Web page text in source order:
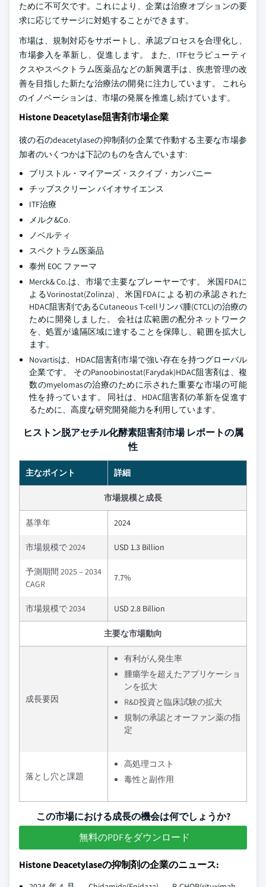
ために不可欠です。これにより、企業は治療オプションの要
求に応じてサージに対処することができます。
市場は、規制対応をサポートし、承認プロセスを合理化し、
市場参入を革新し、促進します。 また、ITFセラピューティ
クスやスペクトラム医薬品などの新興選手は、疾患管理の改
善を目指した新たな治療法の開発に注力しています。 これら
のイノベーションは、市場の発展を推進し続けています。
Histone Deacetylase阻害剤市場企業
彼の石のdeacetylaseの抑制剤の企業で作動する主要な市場参
加者のいくつかは下記のものを含んでいます:
ブリストル・マイアーズ・スクイブ・カンパニー
チップスクリーン バイオサイエンス
ITF治療
メルク&Co.
ノベルティ
スペクトラム医薬品
泰州 EOC ファーマ
Merck& Co.は、市場で主要なプレーヤーです。 米国FDAに
よるVorinostat(Zolinza)、米国FDAによる初の承認された
HDAC阻害剤であるCutaneous T-cellリンパ腫(CTCL)の治療の
ために開発しました。 会社は広範囲の配分ネットワーク
を、処置が遠隔区域に達することを保障し、範囲を拡大し
ます。
Novartisは、HDAC阻害剤市場で強い存在を持つグローバル
企業です。 そのPanoobinostat(Farydak)HDAC阻害剤は、複
数のmyelomasの治療のために示された重要な市場の可能
性を持っています。 同社は、HDAC阻害剤の革新を促進す
るために、高度な研究開発能力を利用しています。
ヒストン脱アセチル化酵素阻害剤市場 レポートの属
性
主なポイント 詳細
市場規模と成長
基準年 2024
市場規模で 2024 USD 1.3 Billion
予測期間 2025 – 2034
CAGR
7.7%
市場規模で 2034 USD 2.8 Billion
主要な市場動向
成長要因
有利がん発生率
腫瘍学を超えたアプリケーショ
ンを拡大
R&D投資と臨床試験の拡大
規制の承認とオーファン薬の指
定
落とし穴と課題
高処理コスト
毒性と副作用
この市場における成長の機会は何でしょうか?
無料のPDFをダウンロード
Histone Deacetylaseの抑制剤の企業のニュース: